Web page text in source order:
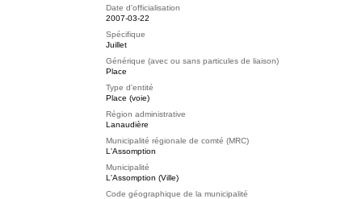
Date d'officialisation
2007-03-22
Spécifique
Juillet
Générique (avec ou sans particules de liaison)
Place
Type d'entité
Place (voie)
Région administrative
Lanaudière
Municipalité régionale de comté (MRC)
L'Assomption
Municipalité
L'Assomption (Ville)
Code géographique de la municipalité